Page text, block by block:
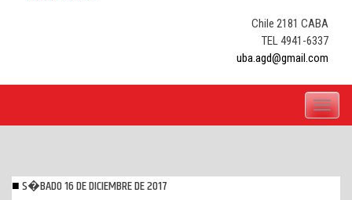
Chile 2181 CABA
TEL 4941-6337
uba.agd@gmail.com
Toggle
S�BADO 16 DE DICIEMBRE DE 2017